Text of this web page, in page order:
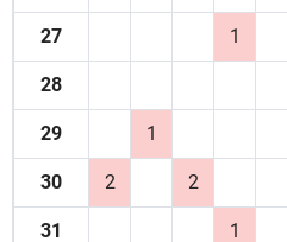
27 1
28
29 1
30 2 2
31 1